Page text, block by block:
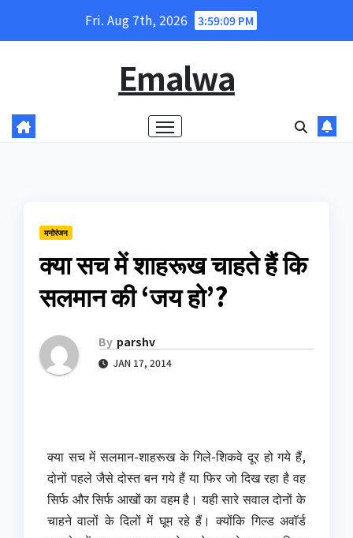
Fri. Aug 7th, 2026 3:59:09 PM
Emalwa
मनोरंजन
क्या सच में शाहरूख चाहते हैं कि
सलमान की ‘जय हो’?
By parshv
JAN 17, 2014
क्या सच में सलमान-शाहरूख के गिले-शिकवे दूर हो गये हैं,
दोनों पहले जैसे दोस्त बन गये हैं या फिर जो दिख रहा है वह
सिर्फ और सिर्फ आखों का वहम है। यही सारे सवाल दोनों के
चाहने वालों के दिलों में घूम रहे हैं। क्योंकि गिल्ड अवॉर्ड